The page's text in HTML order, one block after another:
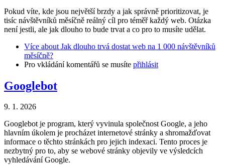
Pokud víte, kde jsou největší brzdy a jak správně prioritizovat, je
tisíc návštěvníků měsíčně reálný cíl pro téměř každý web. Otázka
není jestli, ale jak dlouho to bude trvat a co pro to musíte udělat.
Více about Jak dlouho trvá dostat web na 1 000 návštěvníků
měsíčně?
Pro vkládání komentářů se musíte přihlásit
Googlebot
9. 1. 2026
Googlebot je program, který vyvinula společnost Google, a jeho
hlavním úkolem je procházet internetové stránky a shromažďovat
informace o těchto stránkách pro jejich indexaci. Tento proces je
nezbytný pro to, aby se webové stránky objevily ve výsledcích
vyhledávání Google.